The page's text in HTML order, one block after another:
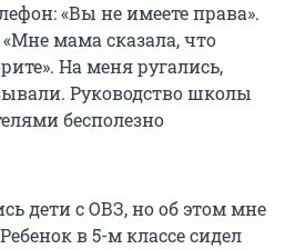
«Вы не имеете права».
мама сказала, что
На меня ругались,
Руководство школы
бесполезно
дети с ОВЗ, но об этом мне
в 5-м классе сидел